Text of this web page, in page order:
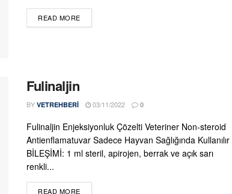
READ MOREDETAILS
Fulinaljin
BY VETREHBERI 03/11/2022 0
Fulinaljin Enjeksiyonluk Çözelti Veteriner Non-steroid
Antienflamatuvar Sadece Hayvan Sağlığında Kullanılır
BİLEŞİMİ: 1 ml steril, apirojen, berrak ve açık sarı
renkli...
READ MOREDETAILS